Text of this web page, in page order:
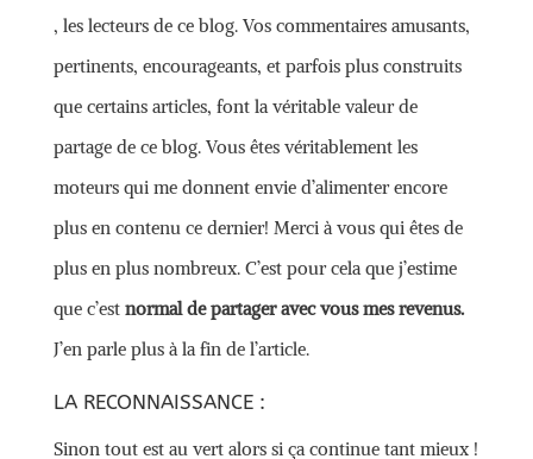
, les lecteurs de ce blog. Vos commentaires amusants,
pertinents, encourageants, et parfois plus construits
que certains articles, font la véritable valeur de
partage de ce blog. Vous êtes véritablement les
moteurs qui me donnent envie d’alimenter encore
plus en contenu ce dernier! Merci à vous qui êtes de
plus en plus nombreux. C’est pour cela que j’estime
que c’est normal de partager avec vous mes revenus.
J’en parle plus à la fin de l’article.
LA RECONNAISSANCE :
Sinon tout est au vert alors si ça continue tant mieux !